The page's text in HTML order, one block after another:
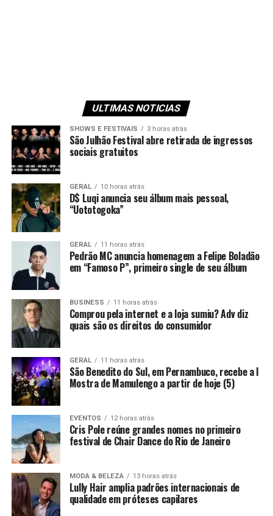
ULTIMAS NOTICIAS
SHOWS E FESTIVAIS 3 horas atrás
São Julhão Festival abre retirada de ingressos
sociais gratuitos
GERAL 10 horas atrás
D$ Luqi anuncia seu álbum mais pessoal,
“Uototogoka”
GERAL 11 horas atrás
Pedrão MC anuncia homenagem a Felipe Boladão
em “Famoso P”, primeiro single de seu álbum
BUSINESS 11 horas atrás
Comprou pela internet e a loja sumiu? Adv diz
quais são os direitos do consumidor
GERAL 11 horas atrás
São Benedito do Sul, em Pernambuco, recebe a I
Mostra de Mamulengo a partir de hoje (5)
EVENTOS 12 horas atrás
Cris Pole reúne grandes nomes no primeiro
festival de Chair Dance do Rio de Janeiro
MODA & BELEZA 13 horas atrás
Lully Hair amplia padrões internacionais de
qualidade em próteses capilares